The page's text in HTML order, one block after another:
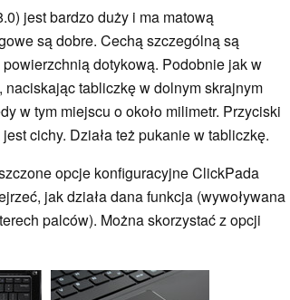
jest bardzo duży i ma matową
są dobre. Cechą szczególną są
dotykową. Podobnie jak w
tabliczkę w dolnym skrajnym
w tym miejscu o około milimetr. Przyciski
cichy. Działa też pukanie w tabliczkę.
opcje konfiguracyjne ClickPada
jak działa dana funkcja (wywoływana
palców). Można skorzystać z opcji